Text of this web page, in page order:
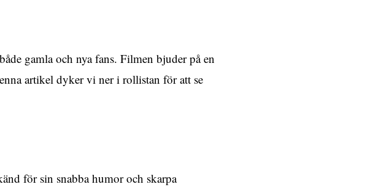
gamla och nya fans. Filmen bjuder på en
artikel dyker vi ner i rollistan för att se
för sin snabba humor och skarpa